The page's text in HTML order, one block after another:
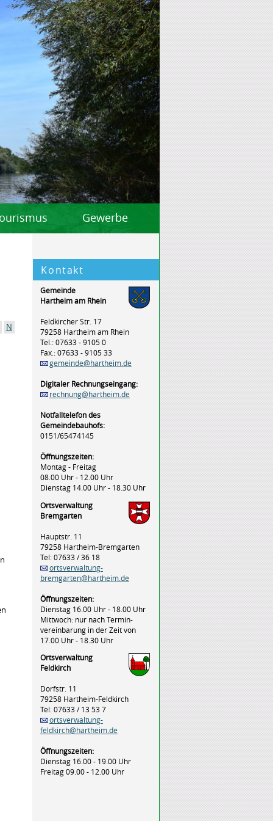
Gewerbe
N
Kontakt
Gemeinde
Hartheim am Rhein
Feldkircher Str. 17
79258 Hartheim am Rhein
Tel.: 07633 - 9105 0
Fax.: 07633 - 9105 33
gemeinde@hartheim.de
Digitaler Rechnungseingang:
rechnung@hartheim.de
Notfalltelefon des
Gemeindebauhofs:
0151/65474145
Öffnungszeiten:
Montag - Freitag
08.00 Uhr - 12.00 Uhr
Dienstag 14.00 Uhr - 18.30 Uhr
Ortsverwaltung
Bremgarten
Hauptstr. 11
79258 Hartheim-Bremgarten
Tel: 07633 / 36 18
ortsverwaltung-
bremgarten@hartheim.de
Öffnungszeiten:
Dienstag 16.00 Uhr - 18.00 Uhr
Mittwoch: nur nach Termin-
vereinbarung in der Zeit von
17.00 Uhr - 18.30 Uhr
Ortsverwaltung
Feldkirch
Dorfstr. 11
79258 Hartheim-Feldkirch
Tel: 07633 / 13 53 7
ortsverwaltung-
feldkirch@hartheim.de
Öffnungszeiten:
Dienstag 16.00 - 19.00 Uhr
Freitag 09.00 - 12.00 Uhr